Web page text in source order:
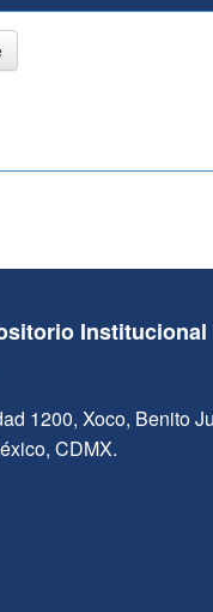
Institucional
1200, Xoco, Benito
CDMX.